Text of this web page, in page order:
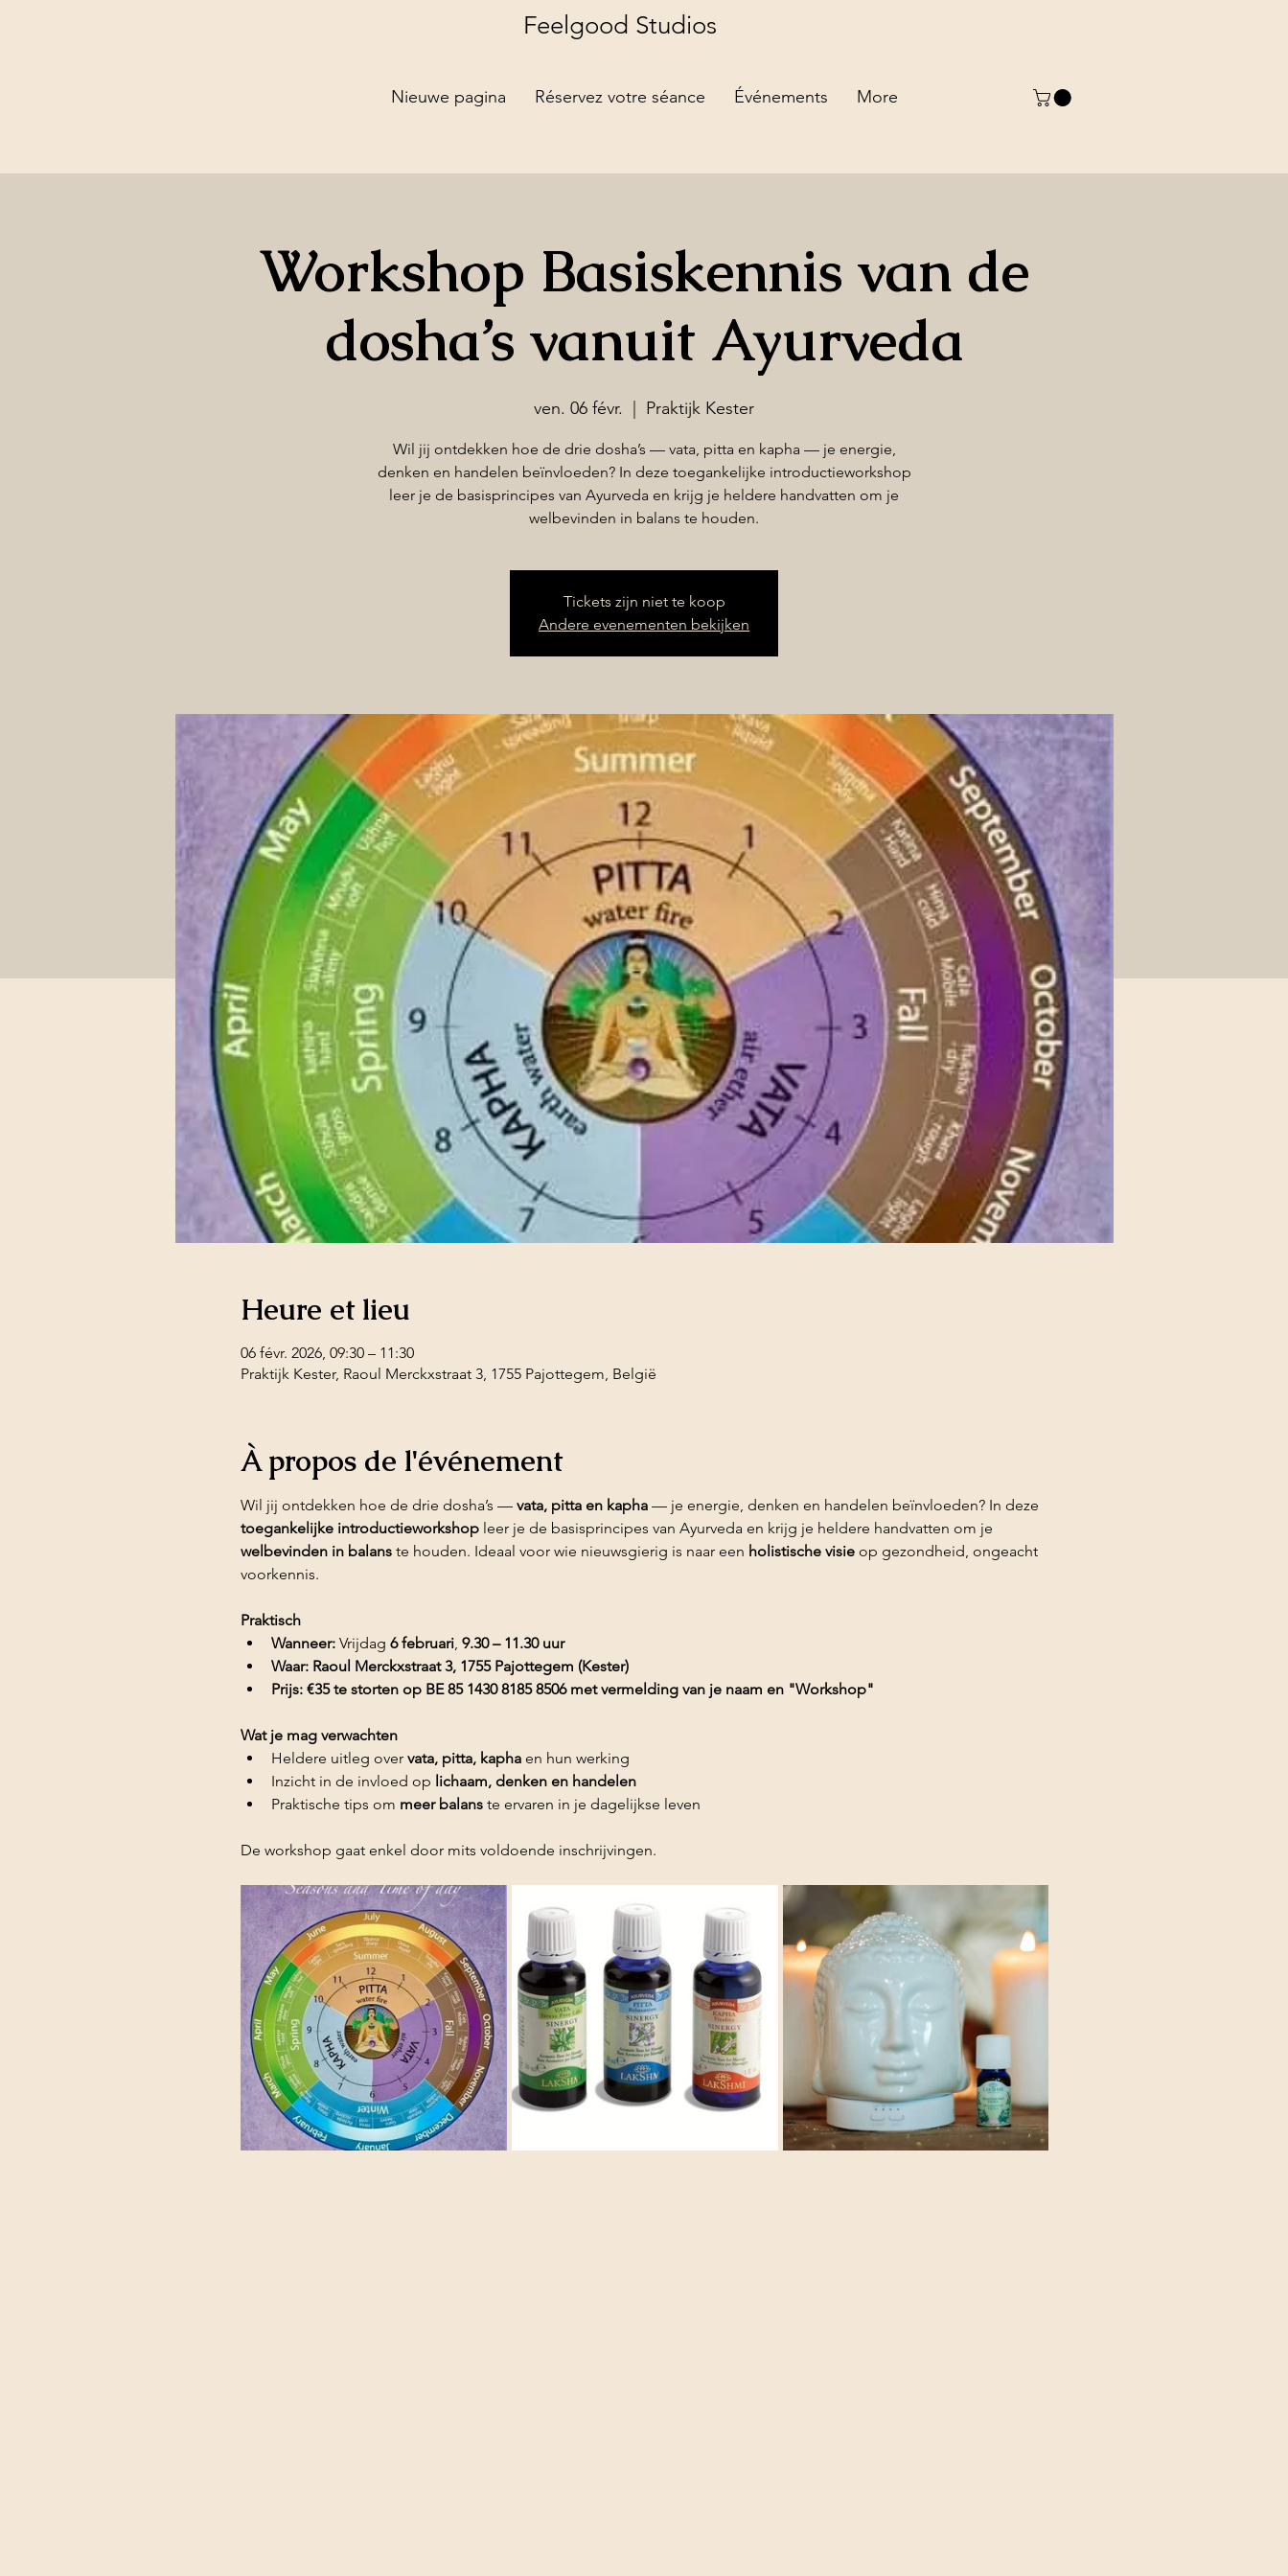
Feelgood Studios
Nieuwe pagina Réservez votre séance Événements More
Workshop Basiskennis van de
dosha’s vanuit Ayurveda
ven. 06 févr. Praktijk Kester
Wil jij ontdekken hoe de drie dosha’s — vata, pitta en kapha — je energie,
denken en handelen beïnvloeden? In deze toegankelijke introductieworkshop
leer je de basisprincipes van Ayurveda en krijg je heldere handvatten om je
welbevinden in balans te houden.
Tickets zijn niet te koop
Andere evenementen bekijken
Heure et lieu
06 févr. 2026, 09:30 – 11:30
Praktijk Kester, Raoul Merckxstraat 3, 1755 Pajottegem, België
À propos de l'événement
Wil jij ontdekken hoe de drie dosha’s — vata, pitta en kapha — je energie, denken en handelen beïnvloeden? In deze
toegankelijke introductieworkshop leer je de basisprincipes van Ayurveda en krijg je heldere handvatten om je
welbevinden in balans te houden. Ideaal voor wie nieuwsgierig is naar een holistische visie op gezondheid, ongeacht
voorkennis.
Praktisch
Wanneer: Vrijdag 6 februari, 9.30 – 11.30 uur
Waar: Raoul Merckxstraat 3, 1755 Pajottegem (Kester)
Prijs: €35 te storten op BE 85 1430 8185 8506 met vermelding van je naam en "Workshop"
Wat je mag verwachten
Heldere uitleg over vata, pitta, kapha en hun werking
Inzicht in de invloed op lichaam, denken en handelen
Praktische tips om meer balans te ervaren in je dagelijkse leven
De workshop gaat enkel door mits voldoende inschrijvingen.